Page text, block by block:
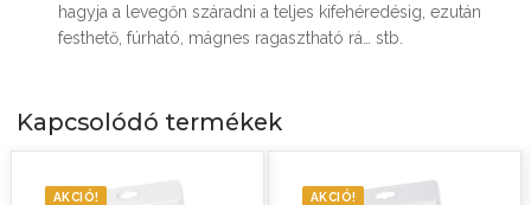
hagyja a levegőn száradni a teljes kifehéredésig, ezután
festhető, fúrható, mágnes ragasztható rá… stb.
Kapcsolódó termékek
AKCIÓ! AKCIÓ!